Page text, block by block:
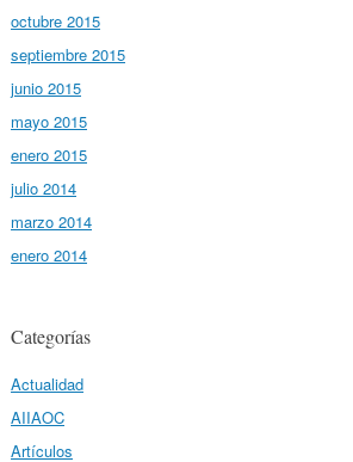
octubre 2015
septiembre 2015
junio 2015
mayo 2015
enero 2015
julio 2014
marzo 2014
enero 2014
Categorías
Actualidad
AIIAOC
Artículos